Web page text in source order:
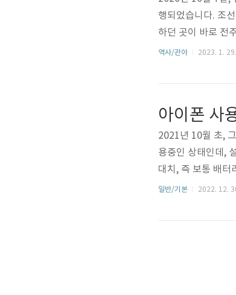
행되었습니다. 조
하던 곳이 바로 전
물인 선화당과 그
찰사 및 관찰사..
역사/관아 2023. 1.
아이폰 사
2021년 10월 초,
용중인 상태인데,
대치, 즉 보통 배
있습니다. 제조사
용한 시점에서 이
일반/기본 2022. 12.